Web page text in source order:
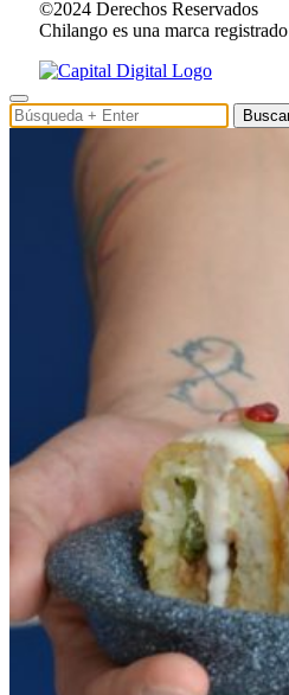
©2024 Derechos Reservados
Chilango es una marca